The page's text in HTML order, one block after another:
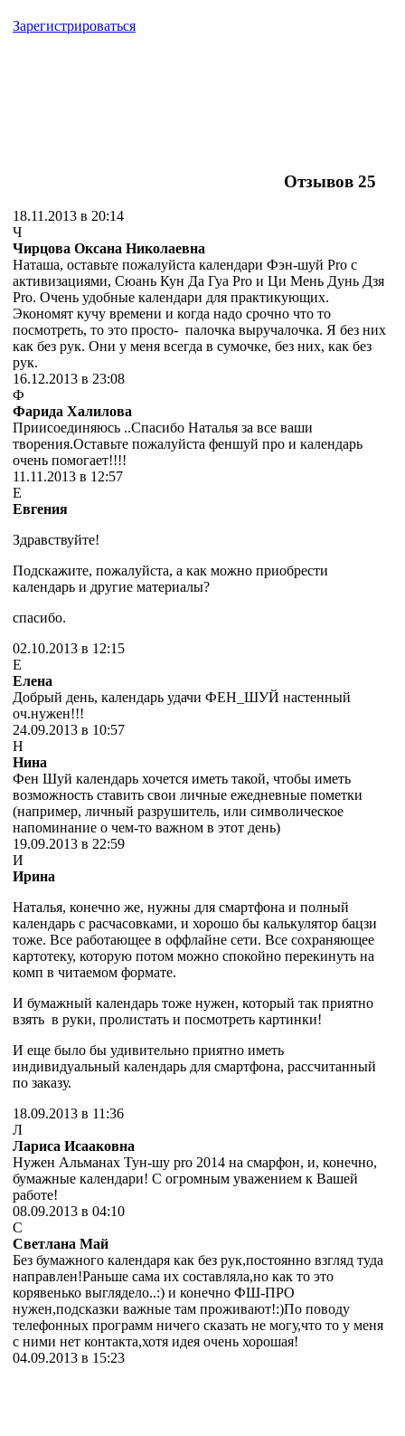
Зарегистрироваться
Отзывов 25
18.11.2013 в 20:14
Ч
Чирцова Оксана Николаевна
Наташа, оставьте пожалуйста календари Фэн-шуй Pro с
активизациями, Сюань Кун Да Гуа Pro и Ци Мень Дунь Дзя
Pro. Очень удобные календари для практикующих.
Экономят кучу времени и когда надо срочно что то
посмотреть, то это просто- палочка выручалочка. Я без них
как без рук. Они у меня всегда в сумочке, без них, как без
рук.
16.12.2013 в 23:08
Ф
Фарида Халилова
Приисоединяюсь ..Спасибо Наталья за все ваши
творения.Оставьте пожалуйста феншуй про и календарь
очень помогает!!!!
11.11.2013 в 12:57
Е
Евгения
Здравствуйте!
Подскажите, пожалуйста, а как можно приобрести
календарь и другие материалы?
спасибо.
02.10.2013 в 12:15
Е
Елена
Добрый день, календарь удачи ФЕН_ШУЙ настенный
оч.нужен!!!
24.09.2013 в 10:57
Н
Нина
Фен Шуй календарь хочется иметь такой, чтобы иметь
возможность ставить свои личные ежедневные пометки
(например, личный разрушитель, или символическое
напоминание о чем-то важном в этот день)
19.09.2013 в 22:59
И
Ирина
Наталья, конечно же, нужны для смартфона и полный
календарь с расчасовками, и хорошо бы калькулятор бацзи
тоже. Все работающее в оффлайне сети. Все сохраняющее
картотеку, которую потом можно спокойно перекинуть на
комп в читаемом формате.
И бумажный календарь тоже нужен, который так приятно
взять в руки, пролистать и посмотреть картинки!
И еще было бы удивительно приятно иметь
индивидуальный календарь для смартфона, рассчитанный
по заказу.
18.09.2013 в 11:36
Л
Лариса Исааковна
Нужен Альманах Тун-шу pro 2014 на смарфон, и, конечно,
бумажные календари! С огромным уважением к Вашей
работе!
08.09.2013 в 04:10
С
Светлана Май
Без бумажного календаря как без рук,постоянно взгляд туда
направлен!Раньше сама их составляла,но как то это
корявенько выглядело..:) и конечно ФШ-ПРО
нужен,подсказки важные там проживают!:)По поводу
телефонных программ ничего сказать не могу,что то у меня
с ними нет контакта,хотя идея очень хорошая!
04.09.2013 в 15:23